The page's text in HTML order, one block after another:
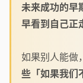
未来成功的早
早看到自己正
如果别人能做
些「如果我们